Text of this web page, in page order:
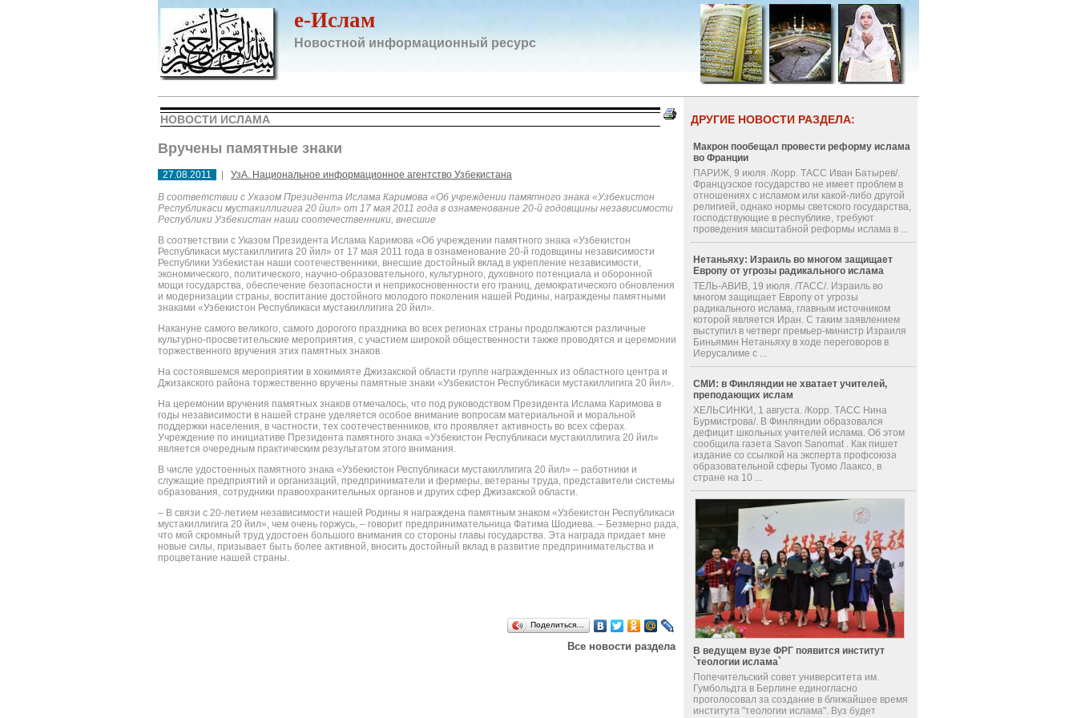
e-Ислам
Новостной информационный ресурс
НОВОСТИ ИСЛАМА
Вручены памятные знаки
27.08.2011
УзА. Национальное информационное агентство Узбекистана
В соответствии с Указом Президента Ислама Каримова «Об учреждении памятного знака «Узбекистон
Республикаси мустакиллигига 20 йил» от 17 мая 2011 года в ознаменование 20-й годовщины независимости
Республики Узбекистан наши соотечественники, внесшие
В соответствии с Указом Президента Ислама Каримова «Об учреждении памятного знака «Узбекистон
Республикаси мустакиллигига 20 йил» от 17 мая 2011 года в ознаменование 20-й годовщины независимости
Республики Узбекистан наши соотечественники, внесшие достойный вклад в укрепление независимости,
экономического, политического, научно-образовательного, культурного, духовного потенциала и оборонной
мощи государства, обеспечение безопасности и неприкосновенности его границ, демократического обновления
и модернизации страны, воспитание достойного молодого поколения нашей Родины, награждены памятными
знаками «Узбекистон Республикаси мустакиллигига 20 йил».
Накануне самого великого, самого дорогого праздника во всех регионах страны продолжаются различные
культурно-просветительские мероприятия, с участием широкой общественности также проводятся и церемонии
торжественного вручения этих памятных знаков.
На состоявшемся мероприятии в хокимияте Джизакской области группе награжденных из областного центра и
Джизакского района торжественно вручены памятные знаки «Узбекистон Республикаси мустакиллигига 20 йил».
На церемонии вручения памятных знаков отмечалось, что под руководством Президента Ислама Каримова в
годы независимости в нашей стране уделяется особое внимание вопросам материальной и моральной
поддержки населения, в частности, тех соотечественников, кто проявляет активность во всех сферах.
Учреждение по инициативе Президента памятного знака «Узбекистон Республикаси мустакиллигига 20 йил»
является очередным практическим результатом этого внимания.
В числе удостоенных памятного знака «Узбекистон Республикаси мустакиллигига 20 йил» – работники и
служащие предприятий и организаций, предприниматели и фермеры, ветераны труда, представители системы
образования, сотрудники правоохранительных органов и других сфер Джизакской области.
– В связи с 20-летием независимости нашей Родины я награждена памятным знаком «Узбекистон Республикаси
мустакиллигига 20 йил», чем очень горжусь, – говорит предпринимательница Фатима Шодиева. – Безмерно рада,
что мой скромный труд удостоен большого внимания со стороны главы государства. Эта награда придает мне
новые силы, призывает быть более активной, вносить достойный вклад в развитие предпринимательства и
процветание нашей страны.
Поделиться…
Все новости раздела
ДРУГИЕ НОВОСТИ РАЗДЕЛА:
Макрон пообещал провести реформу ислама
во Франции
ПАРИЖ, 9 июля. /Корр. ТАСС Иван Батырев/.
Французское государство не имеет проблем в
отношениях с исламом или какой-либо другой
религией, однако нормы светского государства,
господствующие в республике, требуют
проведения масштабной реформы ислама в ...
Нетаньяху: Израиль во многом защищает
Европу от угрозы радикального ислама
ТЕЛЬ-АВИВ, 19 июля. /ТАСС/. Израиль во
многом защищает Европу от угрозы
радикального ислама, главным источником
которой является Иран. С таким заявлением
выступил в четверг премьер-министр Израиля
Биньямин Нетаньяху в ходе переговоров в
Иерусалиме с ...
СМИ: в Финляндии не хватает учителей,
преподающих ислам
ХЕЛЬСИНКИ, 1 августа. /Корр. ТАСС Нина
Бурмистрова/. В Финляндии образовался
дефицит школьных учителей ислама. Об этом
сообщила газета Savon Sanomat . Как пишет
издание со ссылкой на эксперта профсоюза
образовательной сферы Туомо Лааксо, в
стране на 10 ...
В ведущем вузе ФРГ появится институт
`теологии ислама`
Попечительский совет университета им.
Гумбольдта в Берлине единогласно
проголосовал за создание в ближайшее время
института "теологии ислама". Вуз будет